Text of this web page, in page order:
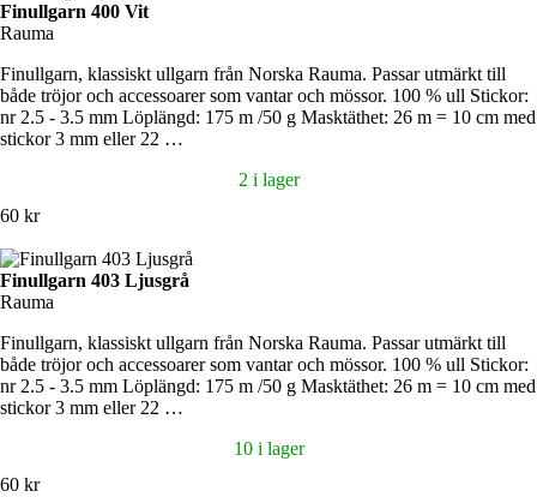
Finullgarn 400 Vit
Rauma
Finullgarn, klassiskt ullgarn från Norska Rauma. Passar utmärkt till
både tröjor och accessoarer som vantar och mössor. 100 % ull Stickor:
nr 2.5 - 3.5 mm Löplängd: 175 m /50 g Masktäthet: 26 m = 10 cm med
stickor 3 mm eller 22 …
2 i lager
60 kr
Finullgarn 403 Ljusgrå
Rauma
Finullgarn, klassiskt ullgarn från Norska Rauma. Passar utmärkt till
både tröjor och accessoarer som vantar och mössor. 100 % ull Stickor:
nr 2.5 - 3.5 mm Löplängd: 175 m /50 g Masktäthet: 26 m = 10 cm med
stickor 3 mm eller 22 …
10 i lager
60 kr